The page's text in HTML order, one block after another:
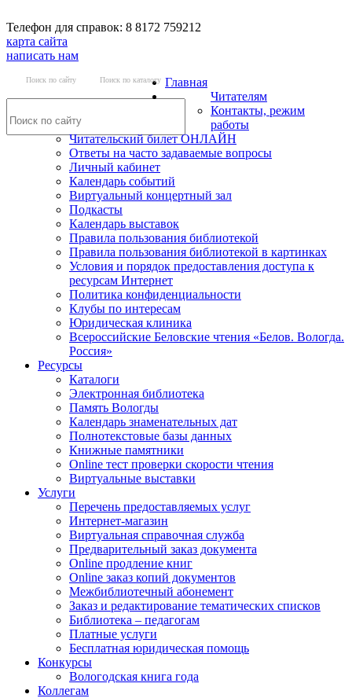
Телефон для справок: 8 8172 759212
карта сайта
написать нам
Поиск по сайту Поиск по каталогу Главная
Читателям
Контакты, режим
работы
Читательский билет ОНЛАЙН
Ответы на часто задаваемые вопросы
Личный кабинет
Календарь событий
Виртуальный концертный зал
Подкасты
Календарь выставок
Правила пользования библиотекой
Правила пользования библиотекой в картинках
Условия и порядок предоставления доступа к
ресурсам Интернет
Политика конфиденциальности
Клубы по интересам
Юридическая клиника
Всероссийские Беловские чтения «Белов. Вологда.
Россия»
Ресурсы
Каталоги
Электронная библиотека
Память Вологды
Календарь знаменательных дат
Полнотекстовые базы данных
Книжные памятники
Online тест проверки скорости чтения
Виртуальные выставки
Услуги
Перечень предоставляемых услуг
Интернет-магазин
Виртуальная справочная служба
Предварительный заказ документа
Online продление книг
Online заказ копий документов
Межбиблиотечный абонемент
Заказ и редактирование тематических списков
Библиотека – педагогам
Платные услуги
Бесплатная юридическая помощь
Конкурсы
Вологодская книга года
Коллегам